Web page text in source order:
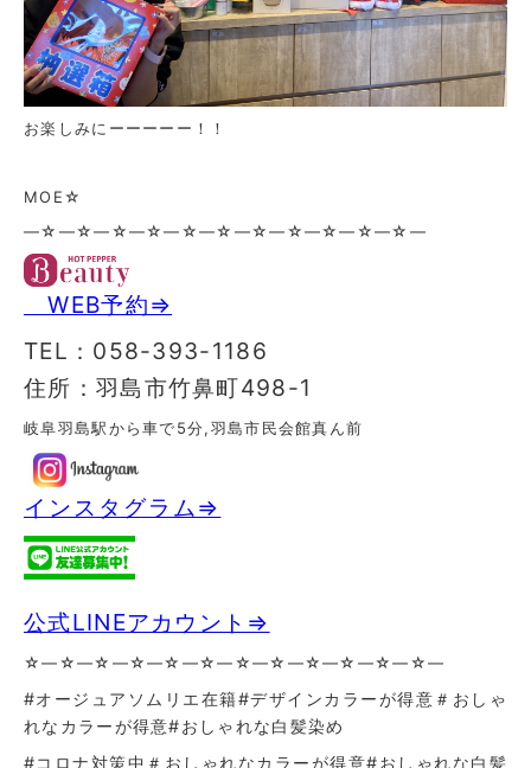
お楽しみにーーーーー！！
MOE☆
—☆—☆—☆—☆—☆—☆—☆—☆—☆—☆—☆—
WEB予約⇒
TEL：058-393-1186
住所：羽島市竹鼻町498-1
岐阜羽島駅から車で5分,羽島市民会館真ん前
インスタグラム⇒
公式LINEアカウント⇒
☆—☆—☆—☆—☆—☆—☆—☆—☆—☆—☆—☆—
#オージュアソムリエ在籍#デザインカラーが得意＃おしゃ
れなカラーが得意#おしゃれな白髪染め
#コロナ対策中＃おしゃれなカラーが得意#おしゃれな白髪